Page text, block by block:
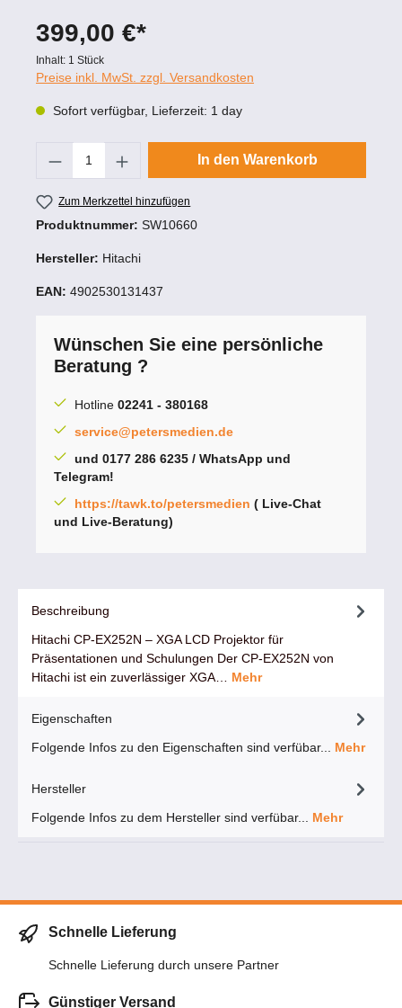
399,00 €*
Inhalt: 1 Stück
Preise inkl. MwSt. zzgl. Versandkosten
Sofort verfügbar, Lieferzeit: 1 day
Produkt Anzahl: Gib den gewünschten
In den Warenkorb
Zum Merkzettel hinzufügen
Produktnummer: SW10660
Hersteller: Hitachi
EAN: 4902530131437
Wünschen Sie eine persönliche
Beratung ?
Hotline 02241 - 380168
service@petersmedien.de
und 0177 286 6235 / WhatsApp und
Telegram!
https://tawk.to/petersmedien ( Live-Chat
und Live-Beratung)
Beschreibung
Hitachi CP-EX252N – XGA LCD Projektor für
Präsentationen und Schulungen Der CP-EX252N von
Hitachi ist ein zuverlässiger XGA… Mehr
Eigenschaften
Folgende Infos zu den Eigenschaften sind verfübar... Mehr
Hersteller
Folgende Infos zu dem Hersteller sind verfübar... Mehr
Schnelle Lieferung
Schnelle Lieferung durch unsere Partner
Günstiger Versand